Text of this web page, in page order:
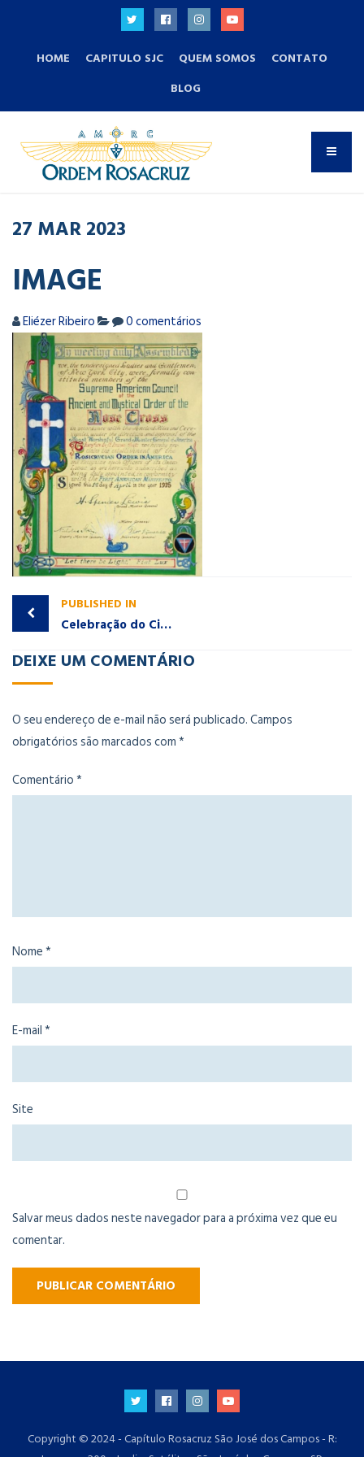
HOME CAPITULO SJC QUEM SOMOS
CONTATO
BLOG
27 MAR2023
IMAGE
Eliézer Ribeiro 0 comentários
PUBLISHED IN
Celebração do Ciclo de 108 anos da Ordem Rosacruz!
DEIXE UM COMENTÁRIO
O seu endereço de e-mail não será publicado.Campos
obrigatórios são marcados com*
Comentário*
Nome*
E-mail*
Site
Salvar meus dados neste navegador para a próxima vez que eu
comentar.
Copyright © 2024 - Capítulo Rosacruz São José dos Campos - R: